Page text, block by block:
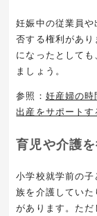
妊娠中の従業員や
否する権利があ
になったとして
ましょう。
参照： 妊産婦の時
出産をサポート
育児や介護
小学校就学前の
族を介護していた
があります。た